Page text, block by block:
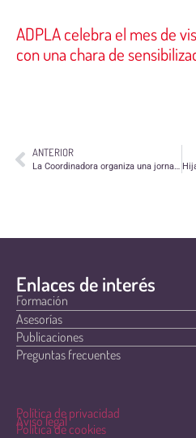
ADPLA celebra el mes de
con una chara de
ANTERIOR
La Coordinadora organiza una jornada sobre acogida en las entidades de voluntariado y otra sobre gestión
Enlaces de interés
Formación
Asesorías
Publicaciones
Preguntas frecuentes
Política de privacidad
Aviso legal
Política de cookies